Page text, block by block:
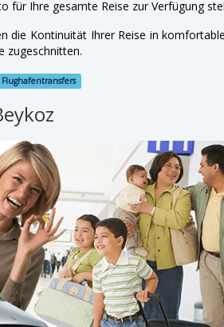
für Ihre gesamte Reise zur Verfügung
die Kontinuität Ihrer Reise in
zugeschnitten.